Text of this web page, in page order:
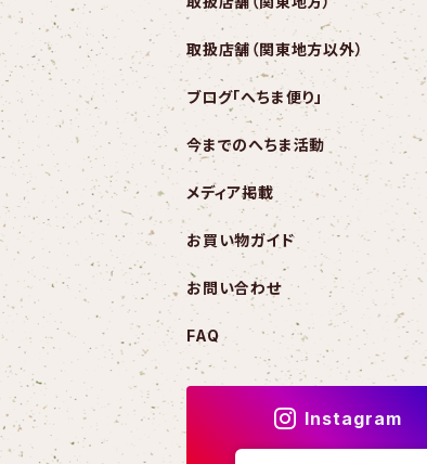
取扱店舗（関東地方以外）
ブログ「へちま便り」
今までのへちま活動
メディア掲載
お買い物ガイド
お問い合わせ
FAQ
Instagram